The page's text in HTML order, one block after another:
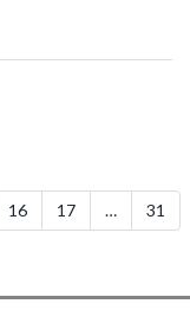
16 17 … 31